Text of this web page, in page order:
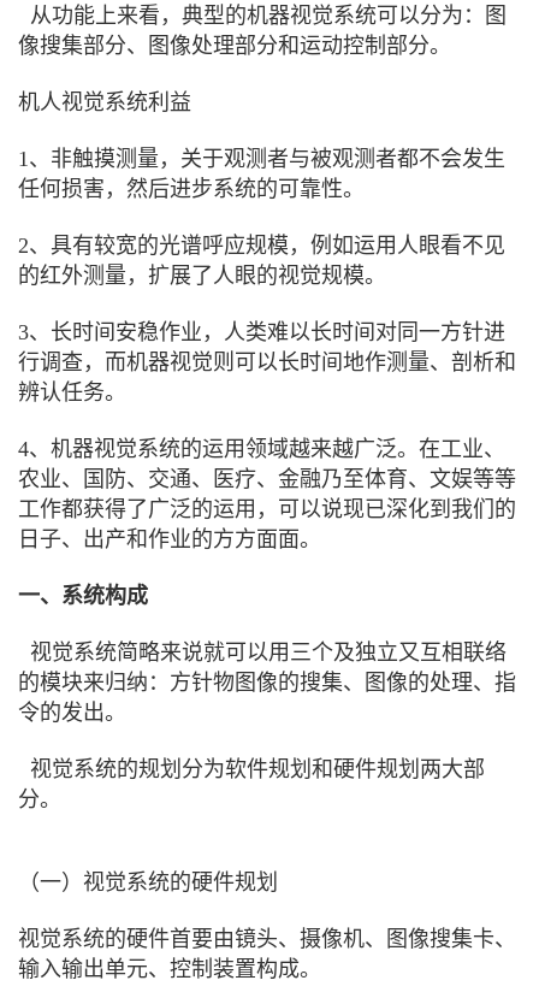
从功能上来看，典型的机器视觉系统可以分为：图
像搜集部分、图像处理部分和运动控制部分。
机人视觉系统利益
1、非触摸测量，关于观测者与被观测者都不会发生
任何损害，然后进步系统的可靠性。
2、具有较宽的光谱呼应规模，例如运用人眼看不见
的红外测量，扩展了人眼的视觉规模。
3、长时间安稳作业，人类难以长时间对同一方针进
行调查，而机器视觉则可以长时间地作测量、剖析和
辨认任务。
4、机器视觉系统的运用领域越来越广泛。在工业、
农业、国防、交通、医疗、金融乃至体育、文娱等等
工作都获得了广泛的运用，可以说现已深化到我们的
日子、出产和作业的方方面面。
一、系统构成
视觉系统简略来说就可以用三个及独立又互相联络
的模块来归纳：方针物图像的搜集、图像的处理、指
令的发出。
视觉系统的规划分为软件规划和硬件规划两大部
分。
（一）视觉系统的硬件规划
视觉系统的硬件首要由镜头、摄像机、图像搜集卡、
输入输出单元、控制装置构成。